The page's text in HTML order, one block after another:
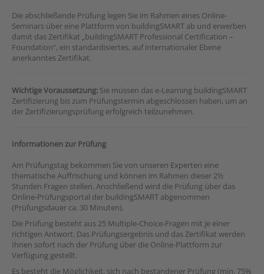
Die abschließende Prüfung legen Sie im Rahmen eines Online-
Seminars über eine Plattform von buildingSMART ab und erwerben
damit das Zertifikat „buildingSMART Professional Certification –
Foundation“, ein standardisiertes, auf internationaler Ebene
anerkanntes Zertifikat.
Wichtige Voraussetzung: Sie müssen das e-Learning buildingSMART
Zertifizierung bis zum Prüfungstermin abgeschlossen haben, um an
der Zertifizierungsprüfung erfolgreich teilzunehmen.
Informationen zur Prüfung
Am Prüfungstag bekommen Sie von unseren Experten eine
thematische Auffrischung und können im Rahmen dieser 2½
Stunden Fragen stellen. Anschließend wird die Prüfung über das
Online-Prüfungsportal der buildingSMART abgenommen
(Prüfungsdauer ca. 30 Minuten).
Die Prüfung besteht aus 25 Multiple-Choice-Fragen mit je einer
richtigen Antwort. Das Prüfungsergebnis und das Zertifikat werden
Ihnen sofort nach der Prüfung über die Online-Plattform zur
Verfügung gestellt.
Es besteht die Möglichkeit, sich nach bestandener Prüfung (min. 75%